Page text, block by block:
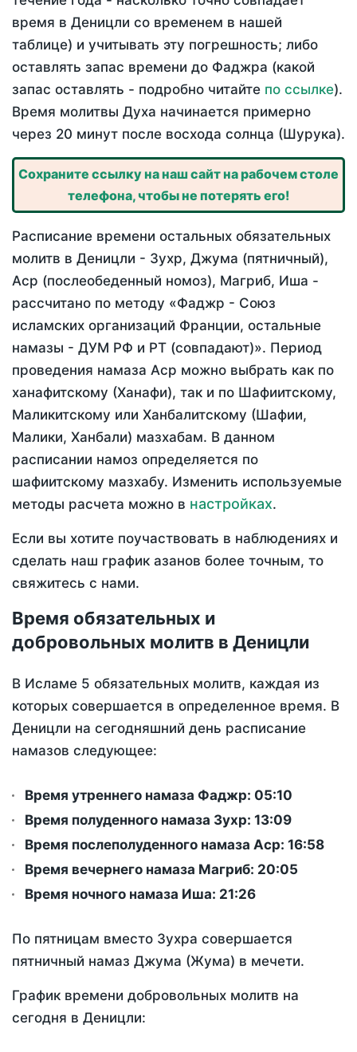
время в Деницли со временем в нашей
таблице) и учитывать эту погрешность; либо
оставлять запас времени до Фаджра (какой
запас оставлять - подробно читайте по ссылке).
Время молитвы Духа начинается примерно
через 20 минут после восхода солнца (Шурука).
Сохраните ссылку на наш сайт на рабочем столе
телефона, чтобы не потерять его!
Расписание времени остальных обязательных
молитв в Деницли - Зухр, Джума (пятничный),
Аср (послеобеденный номоз), Магриб, Иша -
рассчитано по методу «Фаджр - Союз
исламских организаций Франции, остальные
намазы - ДУМ РФ и РТ (совпадают)». Период
проведения намаза Аср можно выбрать как по
ханафитскому (Ханафи), так и по Шафиитскому,
Маликитскому или Ханбалитскому (Шафии,
Малики, Ханбали) мазхабам. В данном
расписании намоз определяется по
шафиитскому мазхабу. Изменить используемые
методы расчета можно в настройках.
Если вы хотите поучаствовать в наблюдениях и
сделать наш график азанов более точным, то
свяжитесь с нами.
Время обязательных и
добровольных молитв в Деницли
В Исламе 5 обязательных молитв, каждая из
которых совершается в определенное время. В
Деницли на сегодняшний день расписание
намазов следующее:
Время утреннего намаза Фаджр: 05:10
Время полуденного намаза Зухр: 13:09
Время послеполуденного намаза Аср: 16:58
Время вечернего намаза Магриб: 20:05
Время ночного намаза Иша: 21:26
По пятницам вместо Зухра совершается
пятничный намаз Джума (Жума) в мечети.
График времени добровольных молитв на
сегодня в Деницли: